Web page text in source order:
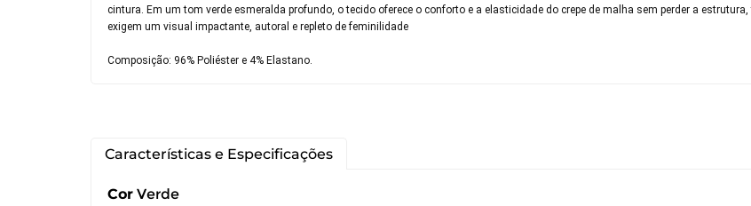
cintura. Em um tom verde esmeralda profundo, o tecido oferece o conforto e a elasticidade do crepe de malha sem perder a
exigem um visual impactante, autoral e repleto de feminilidade
Composição: 96% Poliéster e 4% Elastano.
Características e Especificações
Cor Verde